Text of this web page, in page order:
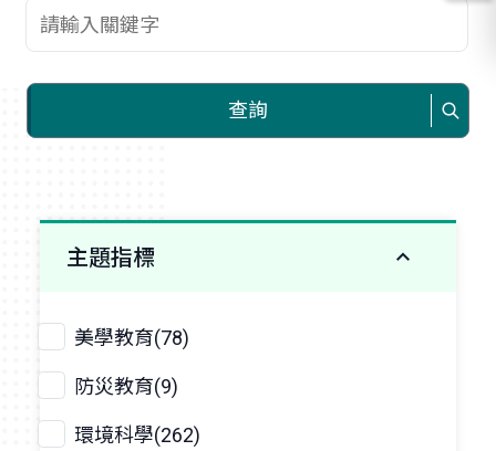
查詢
主題指標
美學教育(78)
防災教育(9)
環境科學(262)